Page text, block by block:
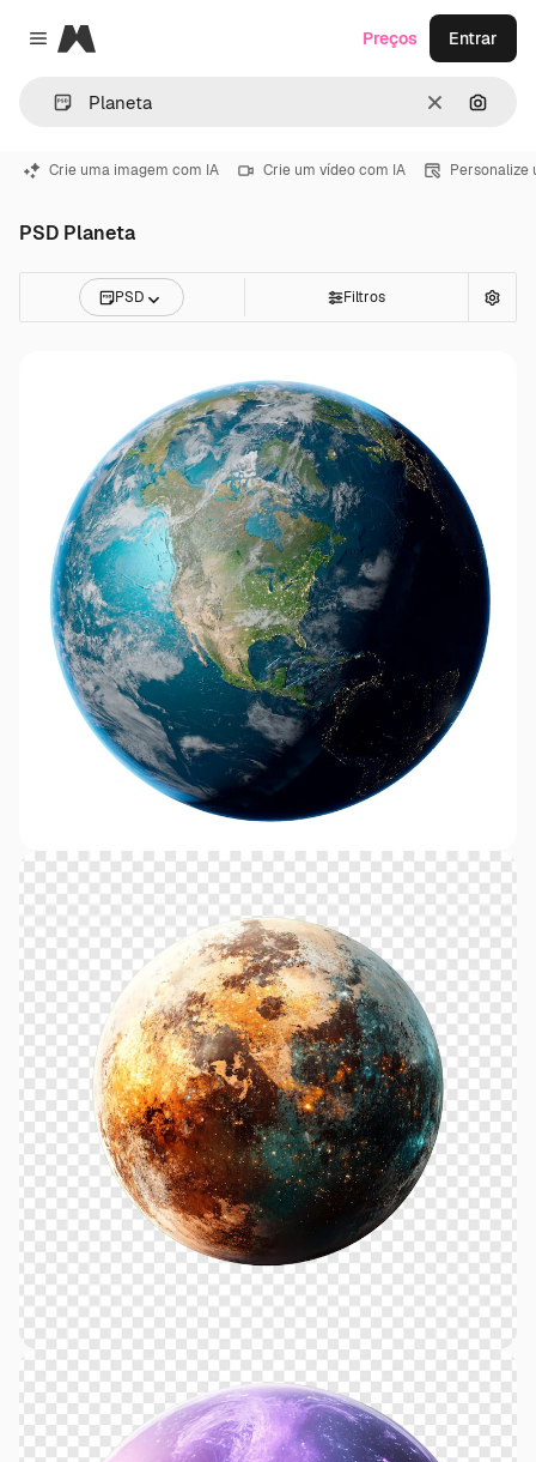
Close menu
Magnific
Limpar
Preços Entrar
Crie uma imagem com IA Crie um vídeo com IA Personalize
PSD Planeta
PSD Filtros